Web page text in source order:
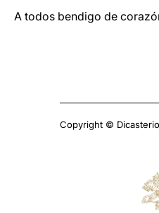
A todos bendigo de
Copyright ©